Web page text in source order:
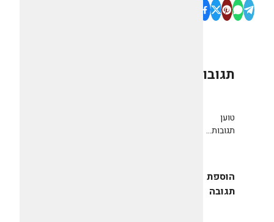
תגובות
טוען
תגובות...
הוספת
תגובה